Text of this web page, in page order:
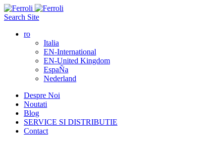
Search Site
ro
Italia
EN-International
EN-United Kingdom
EspaÑa
Nederland
Despre Noi
Noutati
Blog
SERVICE SI DISTRIBUTIE
Contact